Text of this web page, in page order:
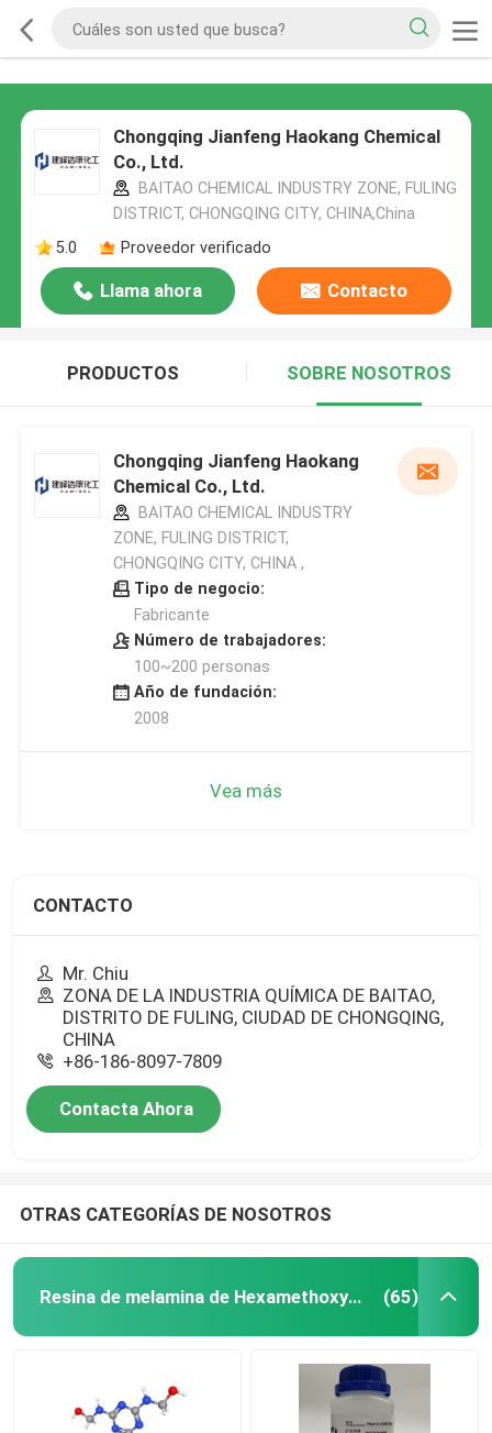
Chongqing Jianfeng Haokang Chemical
Co., Ltd.
BAITAO CHEMICAL INDUSTRY ZONE, FULING
DISTRICT, CHONGQING CITY, CHINA,China
5.0
Proveedor verificado
Llama ahora Contacto
PRODUCTOS SOBRE NOSOTROS
Chongqing Jianfeng Haokang
Chemical Co., Ltd.
BAITAO CHEMICAL INDUSTRY
ZONE, FULING DISTRICT,
CHONGQING CITY, CHINA ,
Tipo de negocio:
Fabricante
Número de trabajadores:
100~200 personas
Año de fundación:
2008
Vea más
CONTACTO
Mr. Chiu
ZONA DE LA INDUSTRIA QUÍMICA DE BAITAO,
DISTRITO DE FULING, CIUDAD DE CHONGQING,
CHINA
+86-186-8097-7809
Contacta Ahora
OTRAS CATEGORÍAS DE NOSOTROS
Resina de melamina de Hexamethoxymethyl (65)